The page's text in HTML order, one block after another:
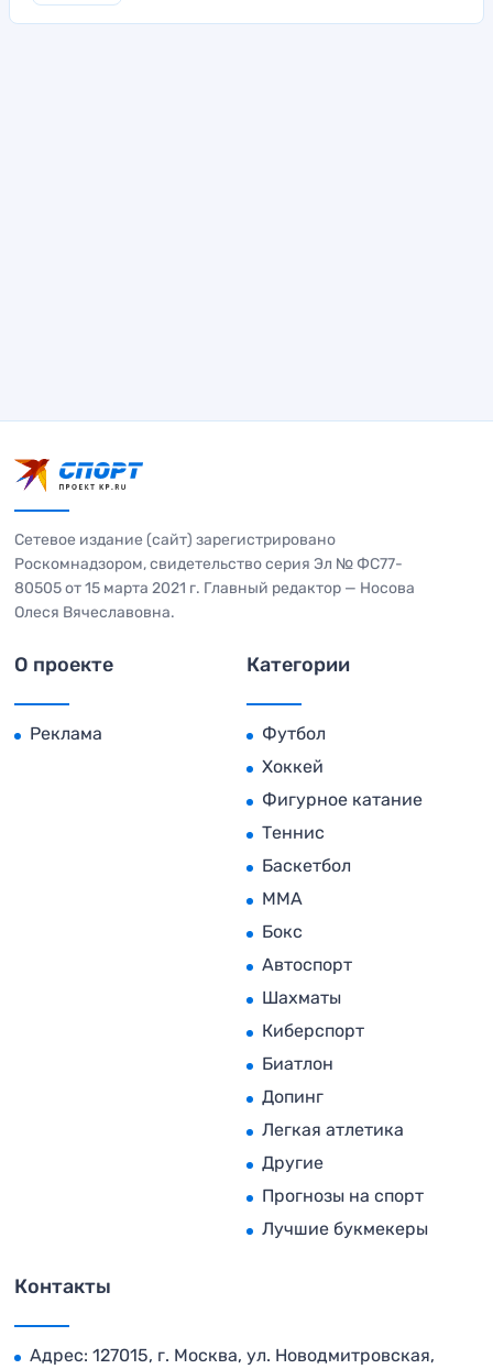
Сетевое издание (сайт) зарегистрировано
Роскомнадзором, свидетельство серия Эл № ФС77-
80505 от 15 марта 2021 г. Главный редактор — Носова
Олеся Вячеславовна.
О проекте
Реклама
Категории
Футбол
Хоккей
Фигурное катание
Теннис
Баскетбол
MMA
Бокс
Автоспорт
Шахматы
Киберспорт
Биатлон
Допинг
Легкая атлетика
Другие
Прогнозы на спорт
Лучшие букмекеры
Контакты
Адрес: 127015, г. Москва, ул. Новодмитровская,